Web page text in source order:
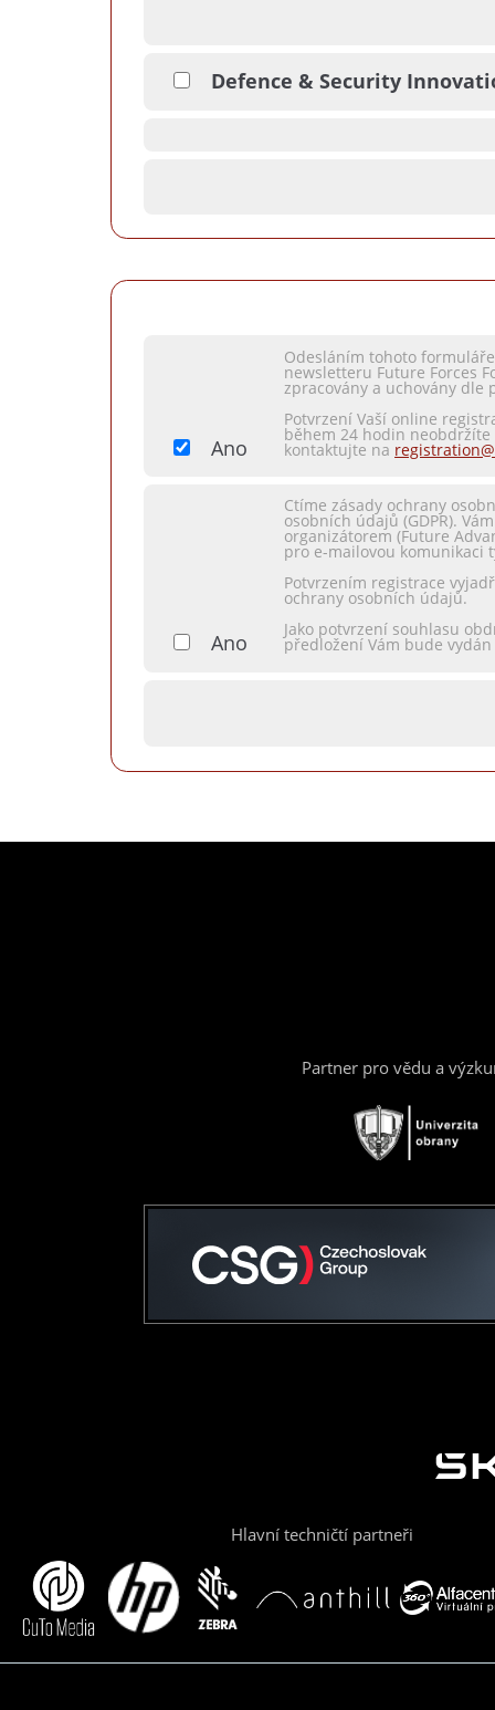
Defence & Security
Ano
Odesláním tohoto
newsletteru Future Forces
zpracovány a uchovány
Potvrzení Vaší online
během 24 hodin
kontaktujte na
Ano
Ctíme zásady ochrany
osobních údajů (GDPR).
organizátorem (Future
pro e-mailovou komunikaci
Potvrzením registrace
ochrany osobních údajů.
Jako potvrzení souhlasu
předložení Vám bude vydán
Partner pro vědu a
Hlavní techničtí partneři